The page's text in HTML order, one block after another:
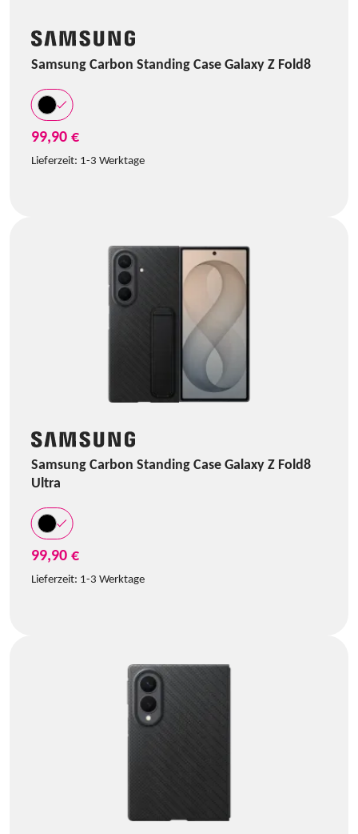
Samsung Carbon Standing Case Galaxy Z Fold8
99,90 €
Lieferzeit: 1-3 Werktage
Samsung Carbon Standing Case Galaxy Z Fold8
Ultra
99,90 €
Lieferzeit: 1-3 Werktage